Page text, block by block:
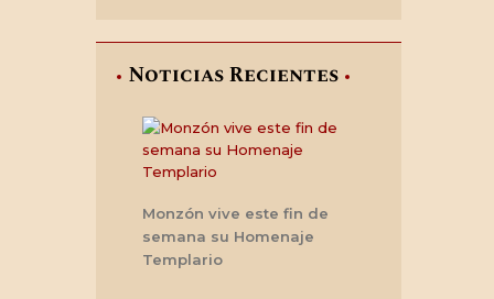
Noticias Recientes
Monzón vive este fin de
semana su Homenaje
Templario